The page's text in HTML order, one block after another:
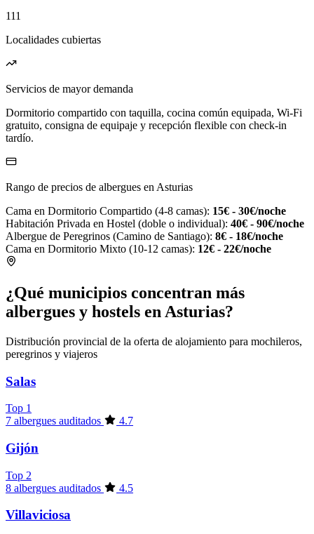
111
Localidades cubiertas
Servicios de mayor demanda
Dormitorio compartido con taquilla, cocina común equipada, Wi-Fi
gratuito, consigna de equipaje y recepción flexible con check-in
tardío.
Rango de precios de albergues en Asturias
Cama en Dormitorio Compartido (4-8 camas): 15€ - 30€/noche
Habitación Privada en Hostel (doble o individual): 40€ - 90€/noche
Albergue de Peregrinos (Camino de Santiago): 8€ - 18€/noche
Cama en Dormitorio Mixto (10-12 camas): 12€ - 22€/noche
¿Qué municipios concentran más
albergues y hostels en Asturias?
Distribución provincial de la oferta de alojamiento para mochileros,
peregrinos y viajeros
Salas
Top 1
7 albergues auditados
4.7
Gijón
Top 2
8 albergues auditados
4.5
Villaviciosa